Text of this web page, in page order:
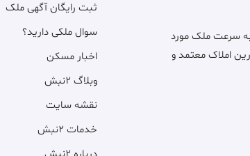
سرعت ملک مورد
املاک معتمد و
ثبت رایگان آگهی ملک
سوال ملکی دارید؟
اخبار مسکن
وبلاگ ۲نبش
نقشه سایت
خدمات ۲نبش